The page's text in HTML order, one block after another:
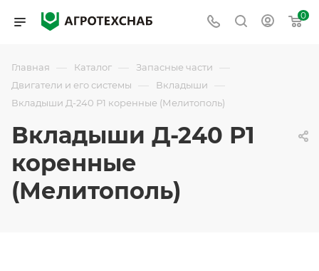
0
Главная — Каталог — Запасные части —
Двигатели и его системы — Вкладыши —
Вкладыши Д-240 Р1 коренные (Мелитополь)
Вкладыши Д-240 Р1
коренные
(Мелитополь)